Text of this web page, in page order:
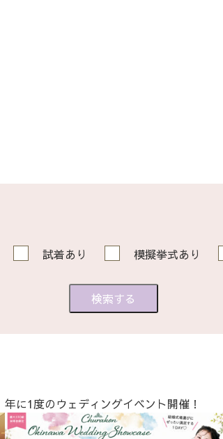
試着あり 模擬挙式あり
年に1度のウェディングイベント開催！